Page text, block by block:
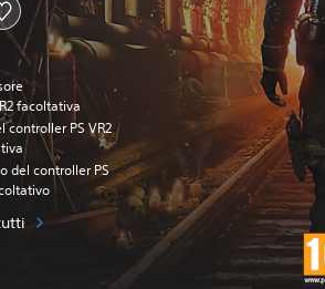
facoltativa
controller PS VR2
del controller PS